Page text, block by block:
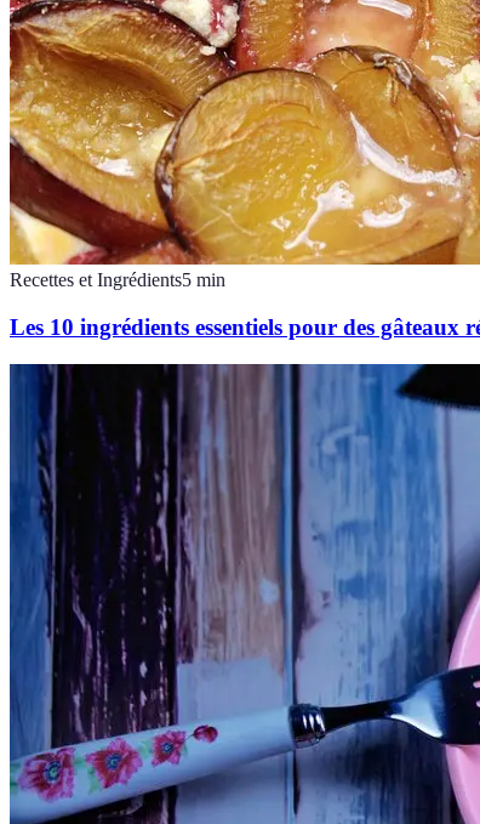
Recettes et Ingrédients5 min
Les 10 ingrédients essentiels pour des gâteaux